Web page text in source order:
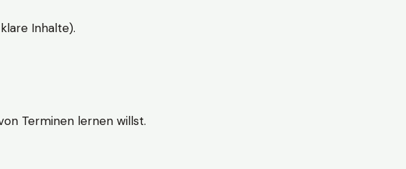
Inhalte).
Terminen lernen willst.